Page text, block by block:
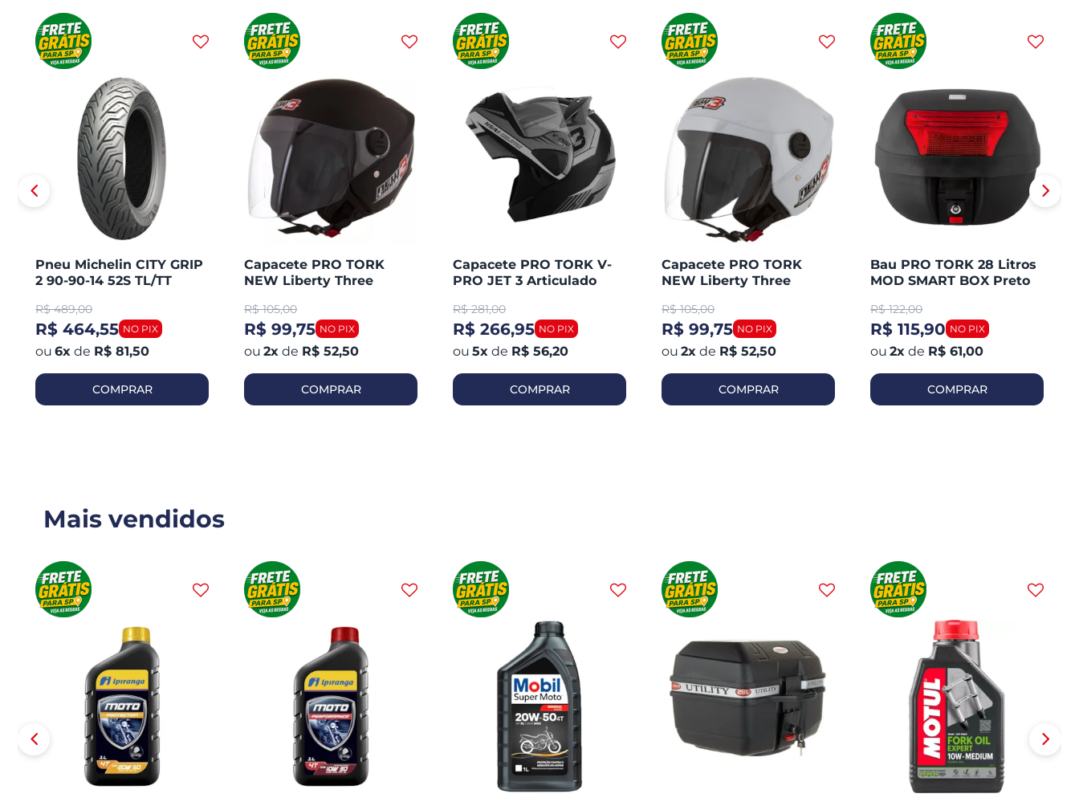
Pneu Michelin CITY GRIP
2 90-90-14 52S TL/TT
R$ 489,00
R$ 464,55
6x de R$ 81,50
COMPRAR
Capacete PRO TORK
NEW Liberty Three
R$ 105,00
R$ 99,75
2x de R$ 52,50
COMPRAR
Capacete PRO TORK V-
PRO JET 3 Articulado
R$ 281,00
R$ 266,95
5x de R$ 56,20
COMPRAR
Capacete PRO TORK
NEW Liberty Three
R$ 105,00
R$ 99,75
2x de R$ 52,50
COMPRAR
Bau PRO TORK 28 Litros
MOD SMART BOX Preto
R$ 122,00
R$ 115,90
2x de R$ 61,00
COMPRAR
Mais vendidos